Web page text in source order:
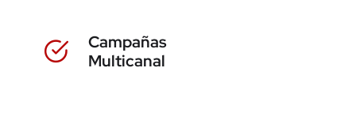
Campañas
Multicanal